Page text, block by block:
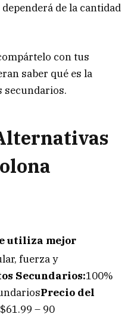
de la cantidad
con tus
saber qué es la
secundarios.
utiliza mejor
fuerza y
Secundarios:100%
Precio del
$61.99 – 90